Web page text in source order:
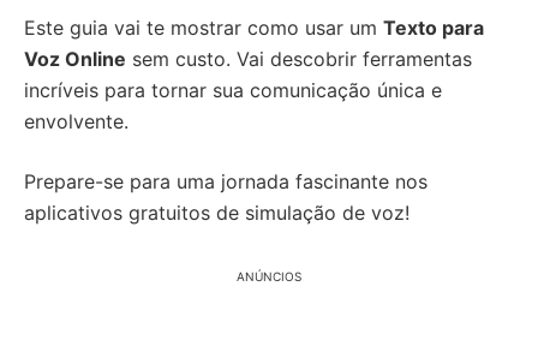
Este guia vai te mostrar como usar um Texto para
Voz Online sem custo. Vai descobrir ferramentas
incríveis para tornar sua comunicação única e
envolvente.
Prepare-se para uma jornada fascinante nos
aplicativos gratuitos de simulação de voz!
ANÚNCIOS